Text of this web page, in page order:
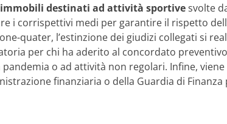
immobili destinati ad attività sportivesvolte
i corrispettivi medi per garantire il rispetto
quater, l’estinzione dei giudizi collegati si
per chi ha aderito al concordato
o ad attività non regolari. Infine,
finanziaria o della Guardia di Finanza